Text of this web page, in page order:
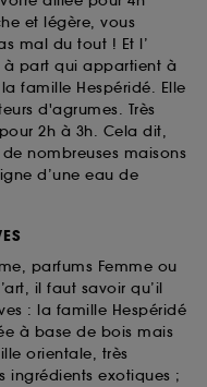
et légère, vous
mal du tout ! Et l’
part qui appartient à
famille Hespéridé. Elle
d'agrumes. Très
2h à 3h. Cela dit,
nombreuses maisons
d’une eau de
parfums Femme ou
il faut savoir qu’il
: la famille Hespéridé
à base de bois mais
orientale, très
ingrédients exotiques ;